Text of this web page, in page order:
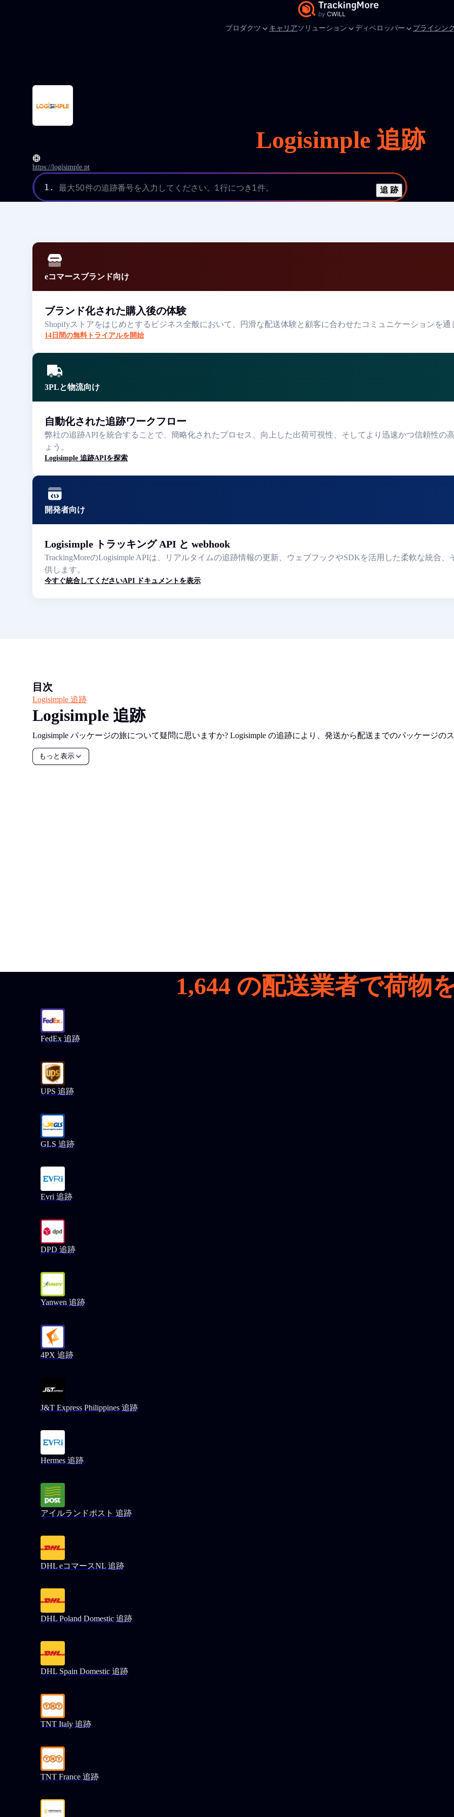
プロダクツ キャリア ソリューション ディベロッパー プライシン
Logisimple 追跡
https://logisimple.pt
1. 最大50件の追跡番号を入力してください。1行につき1件。 追 跡
eコマースブランド向け
ブランド化された購入後の体験
Shopifyストアをはじめとするビジネス全般において、円滑な配送体験と顧客に合わせたコミュニケーションを
14日間の無料トライアルを開始
3PLと物流向け
自動化された追跡ワークフロー
弊社の追跡APIを統合することで、簡略化されたプロセス、向上した出荷可視性、そしてより迅速かつ信頼性の
ょう。
Logisimple 追跡APIを探索
開発者向け
Logisimple トラッキング API と webhook
TrackingMoreのLogisimple APIは、リアルタイムの追跡情報の更新、ウェブフックやSDKを活用した柔軟な統合
供します。
今すぐ統合してくださいAPI ドキュメントを表示
目次
Logisimple 追跡
Logisimple 追跡
Logisimple パッケージの旅について疑問に思いますか? Logisimple の追跡により、発送から配送までのパッケージの
もっと表示
1,644の配送業者で荷物
FedEx 追跡
UPS 追跡
GLS 追跡
Evri 追跡
DPD 追跡
Yanwen 追跡
4PX 追跡
J&T Express Philippines 追跡
Hermes 追跡
アイルランドポスト 追跡
DHL eコマースNL 追跡
DHL Poland Domestic 追跡
DHL Spain Domestic 追跡
TNT Italy 追跡
TNT France 追跡